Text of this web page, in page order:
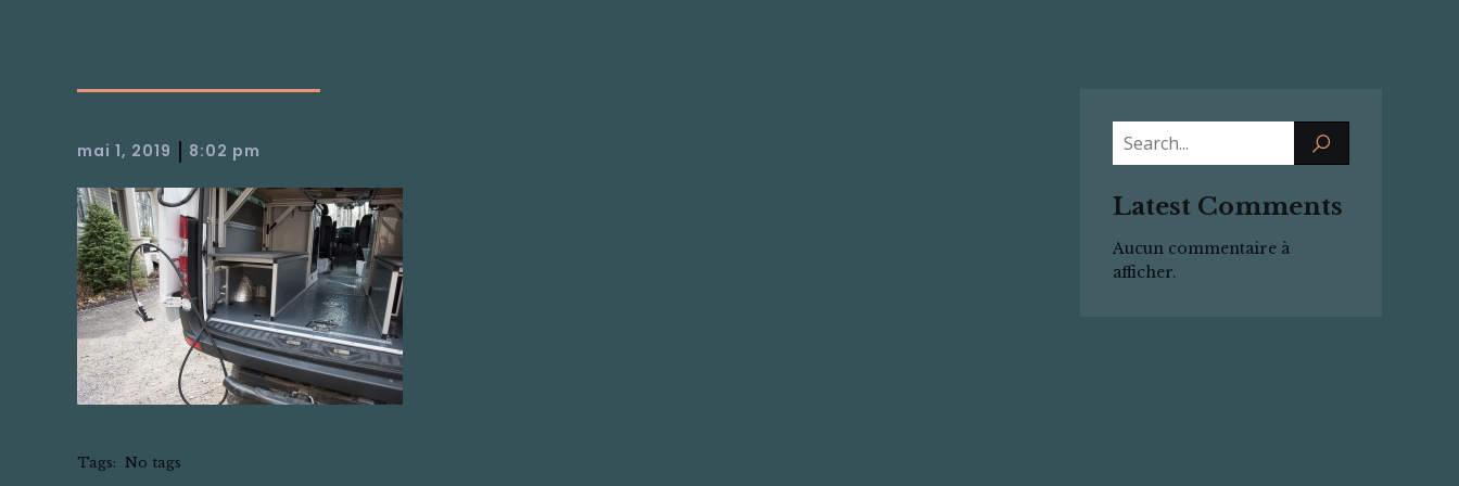
mai 1, 2019 8:02 pm
Tags: No tags
Latest Comments
Aucun commentaire à
afficher.